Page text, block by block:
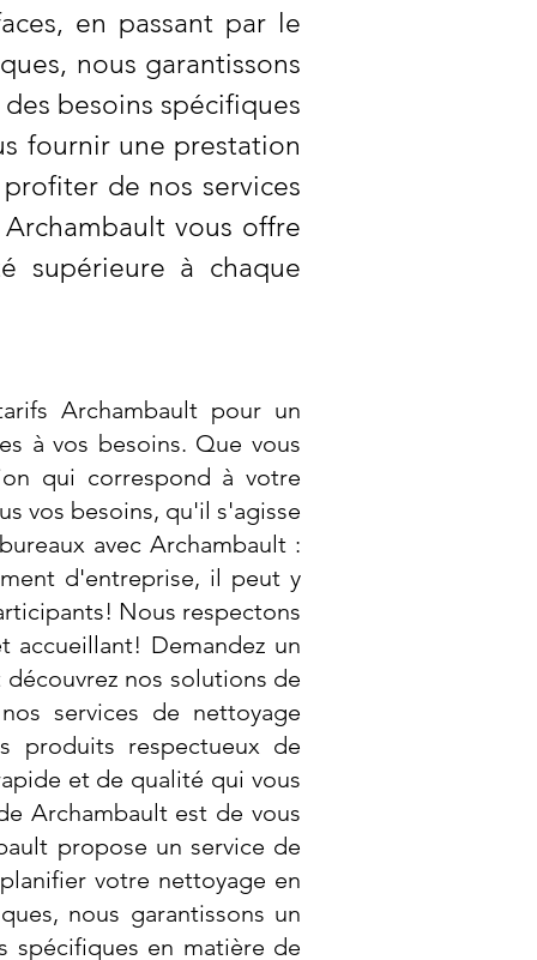
en passant par le
nous garantissons
besoins spécifiques
fournir une prestation
de nos services
vous offre
supérieure à chaque
Archambault pour un
à vos besoins. Que vous
qui correspond à votre
vos besoins, qu'il s'agisse
avec Archambault :
d'entreprise, il peut y
Nous respectons
accueillant! Demandez un
nos solutions de
services de nettoyage
produits respectueux de
et de qualité qui vous
Archambault est de vous
propose un service de
votre nettoyage en
nous garantissons un
spécifiques en matière de